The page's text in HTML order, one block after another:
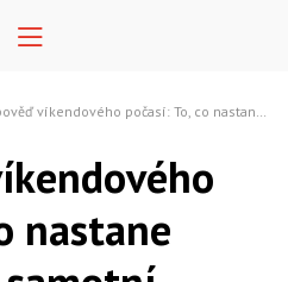
počasí: To, co nastane nečekali ani samotní meteorologové. Už vydali varující výstrahu
nastane